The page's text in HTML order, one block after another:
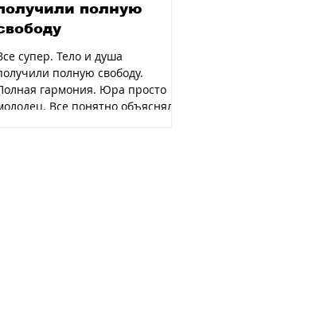
полную
супер. Тело и душа
полную свободу.
гармония. Юра просто
Все понятно объяснял,